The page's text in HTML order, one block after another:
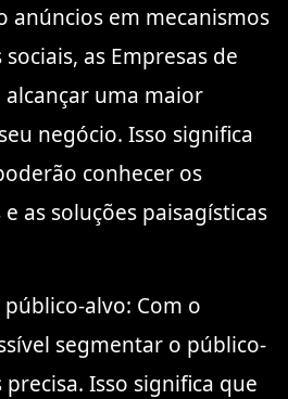
anúncios em mecanismos
as Empresas de
uma maior
negócio. Isso significa
conhecer os
as soluções paisagísticas
alvo: Com o
segmentar o público-
Isso significa que